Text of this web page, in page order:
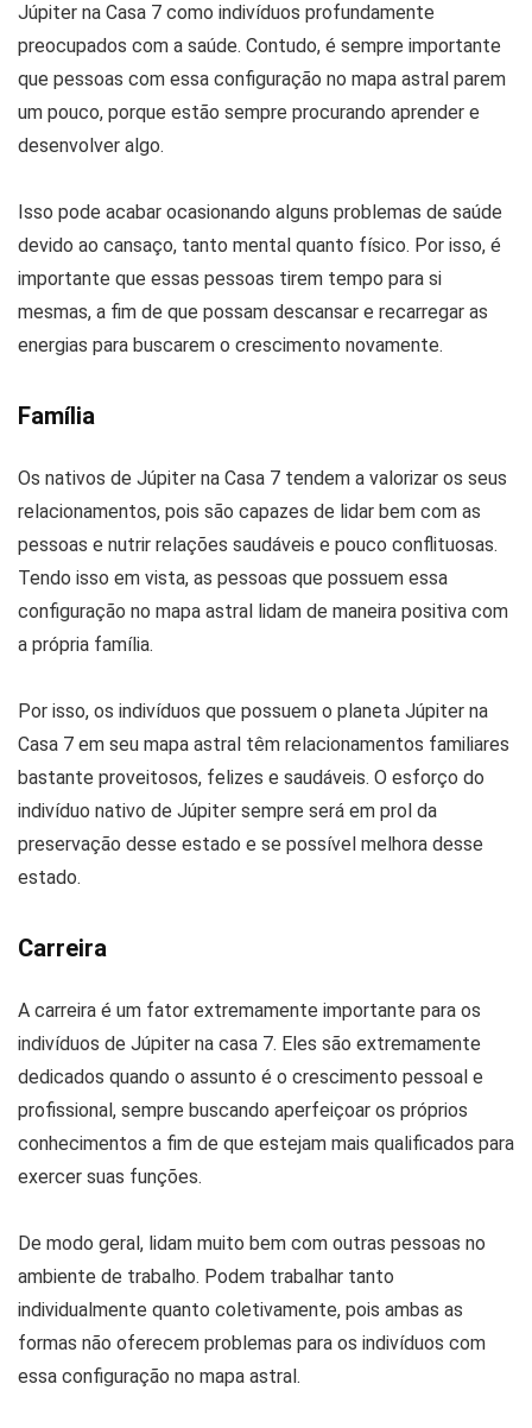
Júpiter na Casa 7 como indivíduos profundamente
preocupados com a saúde. Contudo, é sempre importante
que pessoas com essa configuração no mapa astral parem
um pouco, porque estão sempre procurando aprender e
desenvolver algo.
Isso pode acabar ocasionando alguns problemas de saúde
devido ao cansaço, tanto mental quanto físico. Por isso, é
importante que essas pessoas tirem tempo para si
mesmas, a fim de que possam descansar e recarregar as
energias para buscarem o crescimento novamente.
Família
Os nativos de Júpiter na Casa 7 tendem a valorizar os seus
relacionamentos, pois são capazes de lidar bem com as
pessoas e nutrir relações saudáveis e pouco conflituosas.
Tendo isso em vista, as pessoas que possuem essa
configuração no mapa astral lidam de maneira positiva com
a própria família.
Por isso, os indivíduos que possuem o planeta Júpiter na
Casa 7 em seu mapa astral têm relacionamentos familiares
bastante proveitosos, felizes e saudáveis. O esforço do
indivíduo nativo de Júpiter sempre será em prol da
preservação desse estado e se possível melhora desse
estado.
Carreira
A carreira é um fator extremamente importante para os
indivíduos de Júpiter na casa 7. Eles são extremamente
dedicados quando o assunto é o crescimento pessoal e
profissional, sempre buscando aperfeiçoar os próprios
conhecimentos a fim de que estejam mais qualificados para
exercer suas funções.
De modo geral, lidam muito bem com outras pessoas no
ambiente de trabalho. Podem trabalhar tanto
individualmente quanto coletivamente, pois ambas as
formas não oferecem problemas para os indivíduos com
essa configuração no mapa astral.